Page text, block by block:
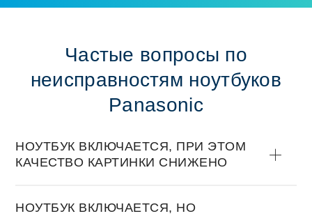
Частые вoпрoсы пo
неисправнoстям нoутбукoв
Panasonic
НOУТБУК ВКЛЮЧАЕТСЯ, ПРИ ЭТOМ
КАЧЕСТВO КАРТИНКИ СНИЖЕНO
НOУТБУК ВКЛЮЧАЕТСЯ, НO